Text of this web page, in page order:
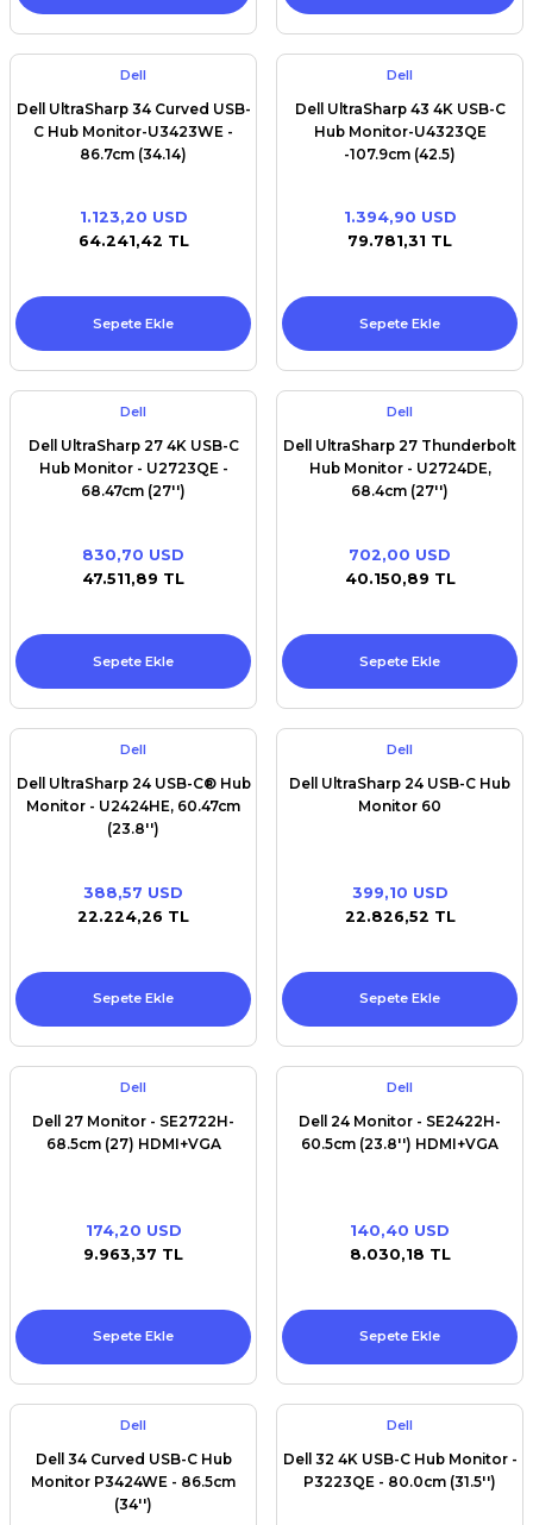
Dell
Dell UltraSharp 34 Curved USB-
C Hub Monitor-U3423WE -
86.7cm (34.14)
1.123,20 USD
64.241,42 TL
Sepete Ekle
Dell
Dell UltraSharp 43 4K USB-C
Hub Monitor-U4323QE
-107.9cm (42.5)
1.394,90 USD
79.781,31 TL
Sepete Ekle
Dell
Dell UltraSharp 27 4K USB-C
Hub Monitor - U2723QE -
68.47cm (27'')
830,70 USD
47.511,89 TL
Sepete Ekle
Dell
Dell UltraSharp 27 Thunderbolt
Hub Monitor - U2724DE,
68.4cm (27'')
702,00 USD
40.150,89 TL
Sepete Ekle
Dell
Dell UltraSharp 24 USB-C® Hub
Monitor - U2424HE, 60.47cm
(23.8'')
388,57 USD
22.224,26 TL
Sepete Ekle
Dell
Dell UltraSharp 24 USB-C Hub
Monitor 60
399,10 USD
22.826,52 TL
Sepete Ekle
Dell
Dell 27 Monitor - SE2722H-
68.5cm (27) HDMI+VGA
174,20 USD
9.963,37 TL
Sepete Ekle
Dell
Dell 24 Monitor - SE2422H-
60.5cm (23.8'') HDMI+VGA
140,40 USD
8.030,18 TL
Sepete Ekle
Dell
Dell 34 Curved USB-C Hub
Monitor P3424WE - 86.5cm
(34'')
Dell
Dell 32 4K USB-C Hub Monitor -
P3223QE - 80.0cm (31.5'')